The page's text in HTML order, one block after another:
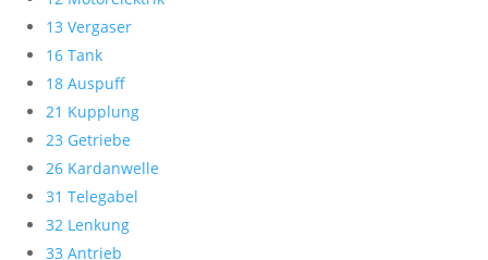
13 Vergaser
16 Tank
18 Auspuff
21 Kupplung
23 Getriebe
26 Kardanwelle
31 Telegabel
32 Lenkung
33 Antrieb